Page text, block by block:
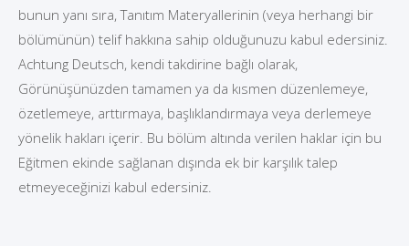
bunun yanı sıra, Tanıtım Materyallerinin (veya herhangi bir
bölümünün) telif hakkına sahip olduğunuzu kabul edersiniz.
Achtung Deutsch, kendi takdirine bağlı olarak,
Görünüşünüzden tamamen ya da kısmen düzenlemeye,
özetlemeye, arttırmaya, başlıklandırmaya veya derlemeye
yönelik hakları içerir. Bu bölüm altında verilen haklar için bu
Eğitmen ekinde sağlanan dışında ek bir karşılık talep
etmeyeceğinizi kabul edersiniz.